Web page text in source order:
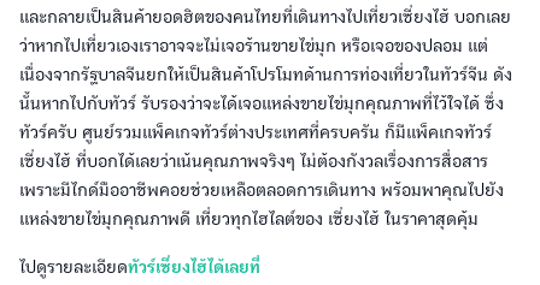
และกลายเป็นสินค้ายอดฮิตของคนไทยที่เดินทางไปเที่ยวเซี่ยงไฮ้ บอกเลย
ว่าหากไปเที่ยวเองเราอาจจะไม่เจอร้านขายไข่มุก หรือเจอของปลอม แต่
เนื่องจากรัฐบาลจีนยกให้เป็นสินค้าโปรโมทด้านการท่องเที่ยวในทัวร์จีน ดัง
นั้นหากไปกับทัวร์ รับรองว่าจะได้เจอแหล่งขายไข่มุกคุณภาพที่ไว้ใจได้ ซึ่ง
ทัวร์ครับ ศูนย์รวมแพ็คเกจทัวร์ต่างประเทศที่ครบครัน ก็มีแพ็คเกจทัวร์
เซี่ยงไฮ้ ที่บอกได้เลยว่าเน้นคุณภาพจริงๆ ไม่ต้องกังวลเรื่องการสื่อสาร
เพราะมีไกด์มืออาชีพคอยช่วยเหลือตลอดการเดินทาง พร้อมพาคุณไปยัง
แหล่งขายไข่มุกคุณภาพดี เที่ยวทุกไฮไลต์ของ เซี่ยงไฮ้ ในราคาสุดคุ้ม
ไปดูรายละเอียดทัวร์เซี่ยงไฮ้ได้เลยที่